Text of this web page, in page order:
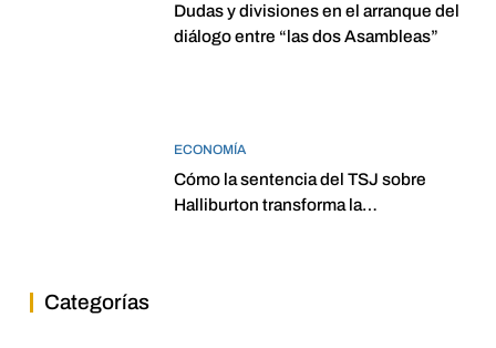
Dudas y divisiones en el arranque del
diálogo entre “las dos Asambleas”
ECONOMÍA
Cómo la sentencia del TSJ sobre
Halliburton transforma la
Categorías